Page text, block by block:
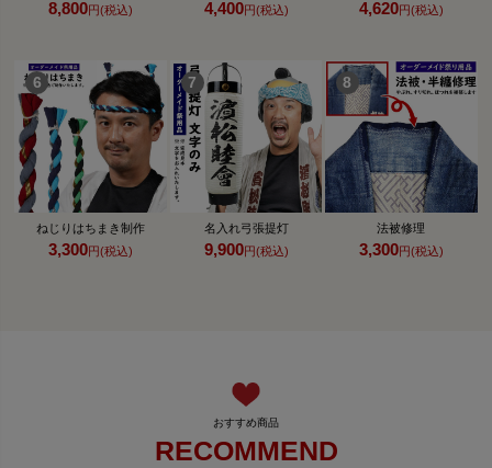
8,800円(税込) 4,400円(税込) 4,620円(税込)
ねじりはちまき制作
3,300円(税込)
名入れ弓張提灯
9,900円(税込)
法被修理
3,300円(税込)
RECOMMEND